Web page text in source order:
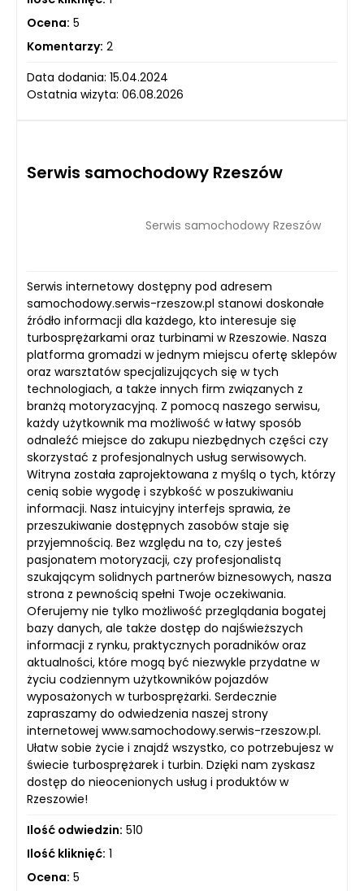
Ocena: 5
Komentarzy: 2
Data dodania: 15.04.2024
Ostatnia wizyta: 06.08.2026
Serwis samochodowy Rzeszów
Serwis samochodowy Rzeszów
Serwis internetowy dostępny pod adresem
samochodowy.serwis-rzeszow.pl stanowi doskonałe
źródło informacji dla każdego, kto interesuje się
turbosprężarkami oraz turbinami w Rzeszowie. Nasza
platforma gromadzi w jednym miejscu ofertę sklepów
oraz warsztatów specjalizujących się w tych
technologiach, a także innych firm związanych z
branżą motoryzacyjną. Z pomocą naszego serwisu,
każdy użytkownik ma możliwość w łatwy sposób
odnaleźć miejsce do zakupu niezbędnych części czy
skorzystać z profesjonalnych usług serwisowych.
Witryna została zaprojektowana z myślą o tych, którzy
cenią sobie wygodę i szybkość w poszukiwaniu
informacji. Nasz intuicyjny interfejs sprawia, że
przeszukiwanie dostępnych zasobów staje się
przyjemnością. Bez względu na to, czy jesteś
pasjonatem motoryzacji, czy profesjonalistą
szukającym solidnych partnerów biznesowych, nasza
strona z pewnością spełni Twoje oczekiwania.
Oferujemy nie tylko możliwość przeglądania bogatej
bazy danych, ale także dostęp do najświeższych
informacji z rynku, praktycznych poradników oraz
aktualności, które mogą być niezwykle przydatne w
życiu codziennym użytkowników pojazdów
wyposażonych w turbosprężarki. Serdecznie
zapraszamy do odwiedzenia naszej strony
internetowej www.samochodowy.serwis-rzeszow.pl.
Ułatw sobie życie i znajdź wszystko, co potrzebujesz w
świecie turbosprężarek i turbin. Dzięki nam zyskasz
dostęp do nieocenionych usług i produktów w
Rzeszowie!
Ilość odwiedzin: 510
Ilość kliknięć: 1
Ocena: 5